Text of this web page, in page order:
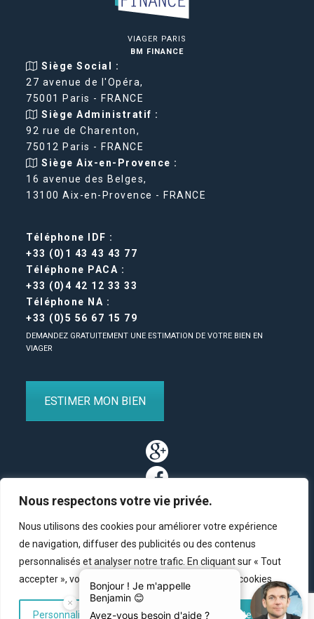
Nous respectons votre vie privée.
Nous utilisons des cookies pour améliorer votre expérience
de navigation, diffuser des publicités ou des contenus
personnalisés et analyser notre trafic. En cliquant sur « Tout
accepter », vous consentez à notre utilisation des cookies.
Personnaliser Tout rejeter Accepter tout
VIAGER PARIS
BM FINANCE
Siège Social :
27 avenue de l'Opéra,
75001 Paris - FRANCE
Siège Administratif :
92 rue de Charenton,
75012 Paris - FRANCE
Siège Aix-en-Provence :
16 avenue des Belges,
13100 Aix-en-Provence - FRANCE
Téléphone IDF :
+33 (0)1 43 43 43 77
Téléphone PACA :
+33 (0)4 42 12 33 33
Téléphone NA :
+33 (0)5 56 67 15 79
DEMANDEZ GRATUITEMENT UNE ESTIMATION DE VOTRE BIEN EN
VIAGER
ESTIMER MON BIEN
Partenaires Contact
© Copyright 2011-2020 BM Finance, tous droits réservés.